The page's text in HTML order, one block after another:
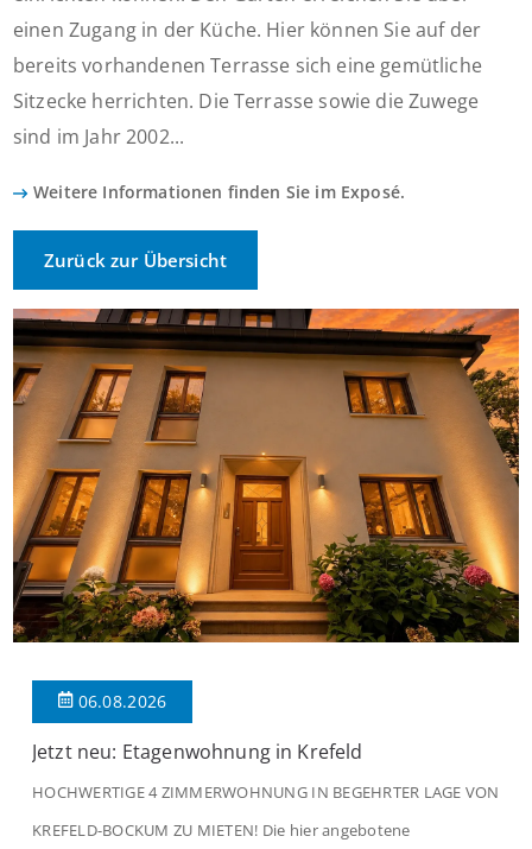
einen Zugang in der Küche. Hier können Sie auf der
bereits vorhandenen Terrasse sich eine gemütliche
Sitzecke herrichten. Die Terrasse sowie die Zuwege
sind im Jahr 2002...
Weitere Informationen finden Sie im Exposé.
Zurück zur Übersicht
06.08.2026
Jetzt neu: Etagenwohnung in Krefeld
HOCHWERTIGE 4 ZIMMERWOHNUNG IN BEGEHRTER LAGE VON
KREFELD-BOCKUM ZU MIETEN! Die hier angebotene